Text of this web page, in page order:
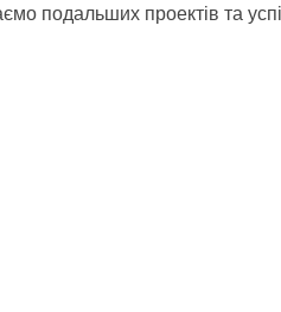
подальших проектів та